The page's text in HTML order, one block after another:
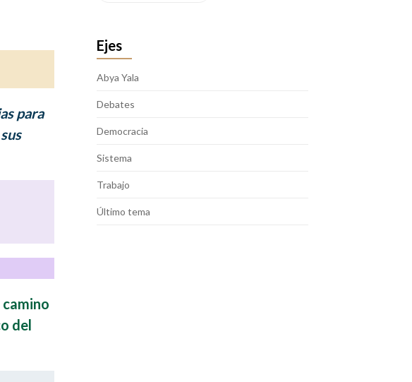
para
del
Ejes
Abya Yala
Debates
Democracia
Sistema
Trabajo
Último tema